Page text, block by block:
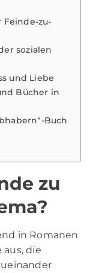
zu-
sozialen
und Liebe
Bücher in
Buch
zu
in Romanen
die